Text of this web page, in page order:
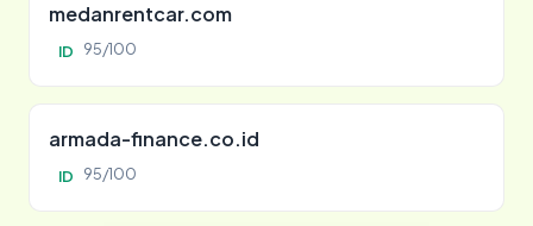
medanrentcar.com
ID 95/100
armada-finance.co.id
ID 95/100